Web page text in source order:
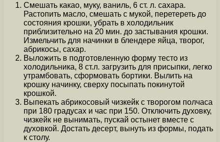
Смешать какао, муку, ваниль, 6 ст. л. сахара.
Растопить масло, смешать с мукой, перетереть до
состояния крошки, убрать в холодильник
приблизительно на 20 мин. до застывания крошки.
Измельчить для начинки в блендере яйца, творог,
абрикосы, сахар.
Выложить в подготовленную форму тесто из
холодильника, 8 ст.л. загрузить для присыпки, легко
утрамбовать, сформовать бортики. Вылить на
крошку начинку, сверху посыпать покинутой
крошкой.
Выпекать абрикосовый чизкейк с творогом полчаса
при 180 градусах и час при 150. Отключить духовку,
чизкейк не вынимать, пускай остынет вместе с
духовкой. Достать десерт, вынуть из формы, подать
к столу.